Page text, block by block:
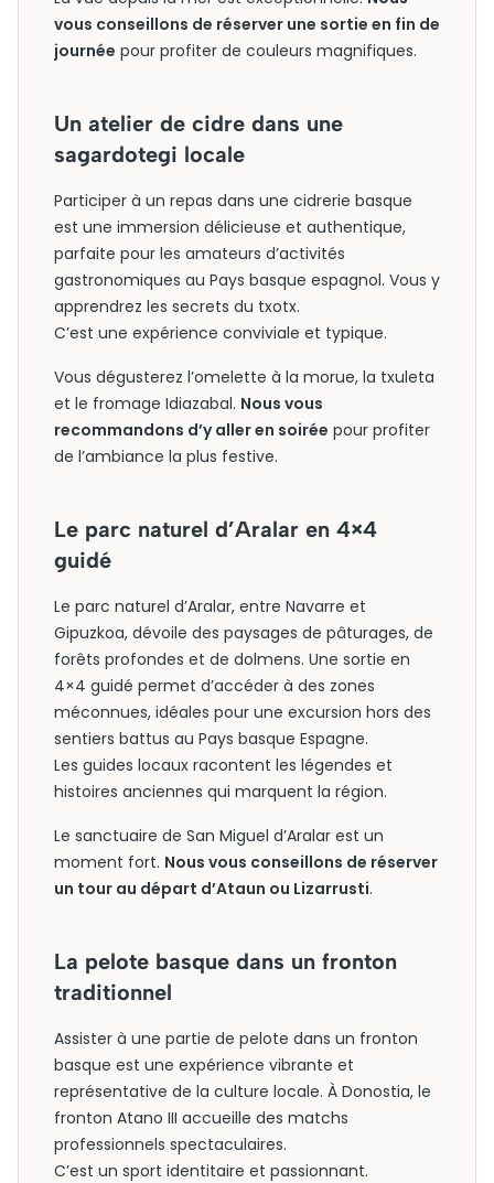
vous conseillons de réserver une sortie en fin de
journée pour profiter de couleurs magnifiques.
Un atelier de cidre dans une
sagardotegi locale
Participer à un repas dans une cidrerie basque
est une immersion délicieuse et authentique,
parfaite pour les amateurs d’activités
gastronomiques au Pays basque espagnol. Vous y
apprendrez les secrets du txotx.
C’est une expérience conviviale et typique.
Vous dégusterez l’omelette à la morue, la txuleta
et le fromage Idiazabal. Nous vous
recommandons d’y aller en soirée pour profiter
de l’ambiance la plus festive.
Le parc naturel d’Aralar en 4×4
guidé
Le parc naturel d’Aralar, entre Navarre et
Gipuzkoa, dévoile des paysages de pâturages, de
forêts profondes et de dolmens. Une sortie en
4×4 guidé permet d’accéder à des zones
méconnues, idéales pour une excursion hors des
sentiers battus au Pays basque Espagne.
Les guides locaux racontent les légendes et
histoires anciennes qui marquent la région.
Le sanctuaire de San Miguel d’Aralar est un
moment fort. Nous vous conseillons de réserver
un tour au départ d’Ataun ou Lizarrusti.
La pelote basque dans un fronton
traditionnel
Assister à une partie de pelote dans un fronton
basque est une expérience vibrante et
représentative de la culture locale. À Donostia, le
fronton Atano III accueille des matchs
professionnels spectaculaires.
C’est un sport identitaire et passionnant.